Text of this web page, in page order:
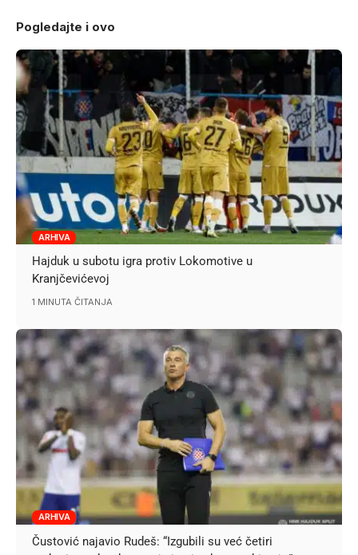
Pogledajte i ovo
ARHIVA
Hajduk u subotu igra protiv Lokomotive u
Kranjčevićevoj
1 MINUTA ČITANJA
ARHIVA
Čustović najavio Rudeš: “Izgubili su već četiri